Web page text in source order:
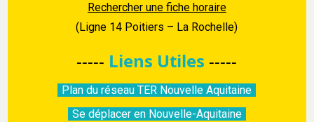
Rechercher une fiche horaire
(Ligne 14 Poitiers – La Rochelle)
----- Liens Utiles -----
Plan du réseau TER Nouvelle Aquitaine
Se déplacer en Nouvelle-Aquitaine